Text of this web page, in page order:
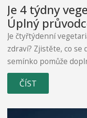
Je 4 týdny
Úplný
konopnou
Je čtyřtýdenní
zdraví? Zjistěte, co se
semínko pomůže
ČÍST